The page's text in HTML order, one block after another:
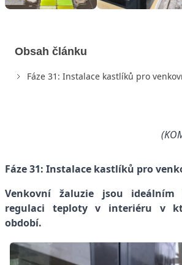
Obsah článku
Fáze 31: Instalace kastlíků pro
Fáze 31: Instalace kastlíků pro
Venkovní žaluzie jsou ideálním
regulaci teploty v interiéru v
období.